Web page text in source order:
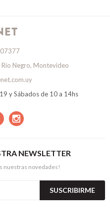
Negro, Montevideo
y Sábados de 10 a 14hs

NEWSLETTER
nuestras novedades!
SUSCRIBIRME